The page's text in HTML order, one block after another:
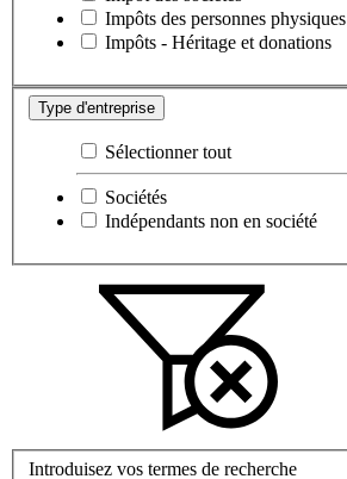
Impôts des personnes physiques
Impôts - Héritage et donations
Type d'entreprise
Sélectionner tout
Sociétés
Indépendants non en société
Introduisez vos termes de recherche